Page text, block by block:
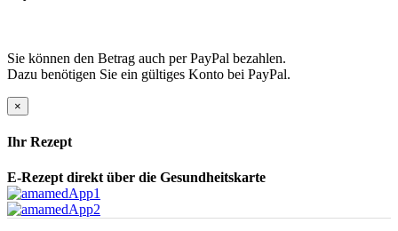
Sie können den Betrag auch per PayPal bezahlen.
Dazu benötigen Sie ein gültiges Konto bei PayPal.
×
Ihr Rezept
E-Rezept direkt über die Gesundheitskarte